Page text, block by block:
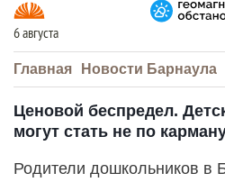
6 августа
Главная Новости Барнаула
Ценовой беспредел.
могут стать не по
Родители дошкольников в